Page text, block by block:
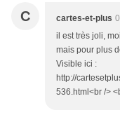
C cartes-et-plus
il est très joli,
mais pour plus
Visible ici :
http://
536.html<br />